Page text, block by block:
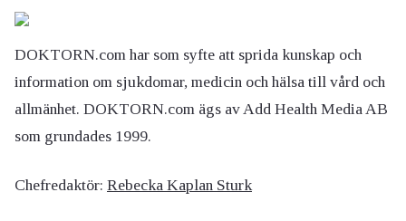
DOKTORN.com har som syfte att sprida kunskap och
information om sjukdomar, medicin och hälsa till vård och
allmänhet. DOKTORN.com ägs av Add Health Media AB
som grundades 1999.
Chefredaktör: Rebecka Kaplan Sturk